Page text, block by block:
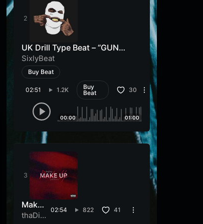
UK Drill Type Beat – “GUN
SHOT”
SixlyBeat
Buy Beat
02:51 1.2K
Buy
Beat
30
00:00 01:00
Make
Up
thaDib
02:54 822 41